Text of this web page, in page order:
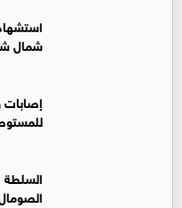
شمال
إصابات
السلطة